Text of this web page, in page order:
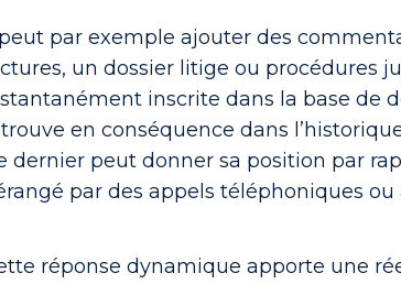
par exemple ajouter des
un dossier litige ou procédures
inscrite dans la base de
en conséquence dans
dernier peut donner sa position par
par des appels téléphoniques ou
réponse dynamique apporte une